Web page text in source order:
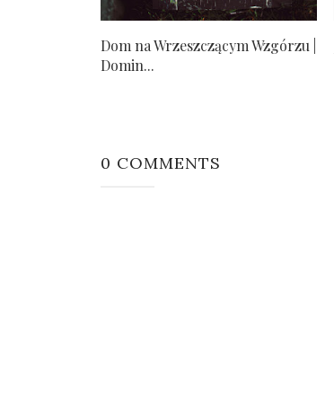
Dom na Wrzeszczącym Wzgórzu |
Domin...
0 COMMENTS